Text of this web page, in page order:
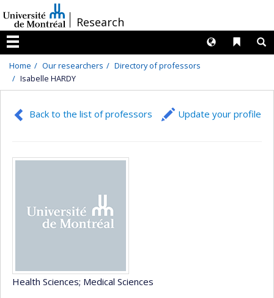
au
contenu
/Research
Menu
Liens
Langues
Home Our researchers
Directory of professors
Isabelle HARDY
Back to the list of professors Update your profile
Health Sciences; Medical Sciences